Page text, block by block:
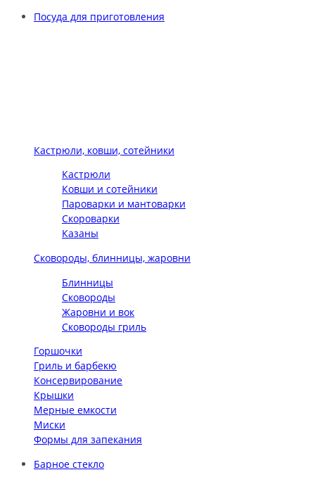
Посуда для приготовления
Кастрюли, ковши, сотейники
Кастрюли
Ковши и сотейники
Пароварки и мантоварки
Скороварки
Казаны
Сковороды, блинницы, жаровни
Блинницы
Сковороды
Жаровни и вок
Сковороды гриль
Горшочки
Гриль и барбекю
Консервирование
Крышки
Мерные емкости
Миски
Формы для запекания
Барное стекло